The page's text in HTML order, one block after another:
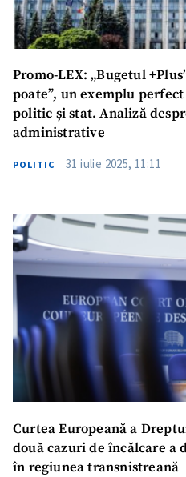
Promo-LEX: „Bugetul
poate”, un exemplu
politic și stat. Analiză
administrative
POLITIC 31 iulie 2025, 11:11
Curtea Europeană a
două cazuri de încălcare
în regiunea transnistreană